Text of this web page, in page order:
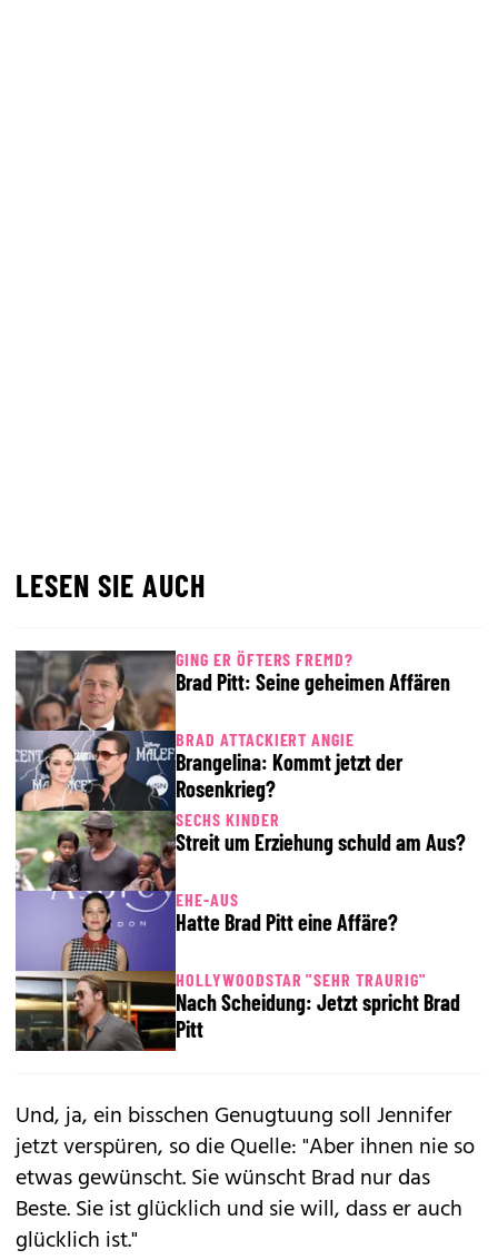
LESEN SIE AUCH
GING ER ÖFTERS FREMD?
Brad Pitt: Seine geheimen Affären
BRAD ATTACKIERT ANGIE
Brangelina: Kommt jetzt der
Rosenkrieg?
SECHS KINDER
Streit um Erziehung schuld am Aus?
EHE-AUS
Hatte Brad Pitt eine Affäre?
HOLLYWOODSTAR "SEHR TRAURIG"
Nach Scheidung: Jetzt spricht Brad
Pitt
Und, ja, ein bisschen Genugtuung soll Jennifer
jetzt verspüren, so die Quelle: "Aber ihnen nie so
etwas gewünscht. Sie wünscht Brad nur das
Beste. Sie ist glücklich und sie will, dass er auch
glücklich ist."